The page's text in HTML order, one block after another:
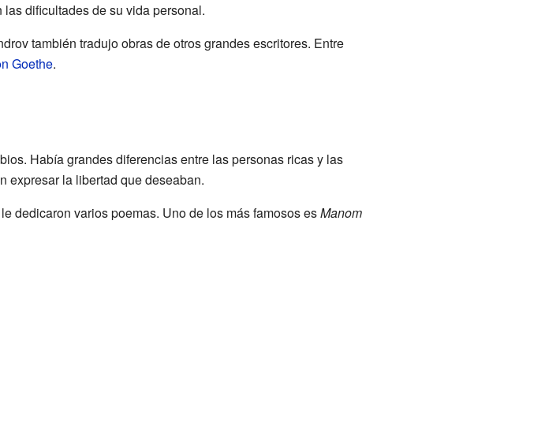
dificultades de su vida personal.
también tradujo obras de otros grandes escritores. Entre
Goethe.
Había grandes diferencias entre las personas ricas y las
expresar la libertad que deseaban.
dedicaron varios poemas. Uno de los más famosos esManom